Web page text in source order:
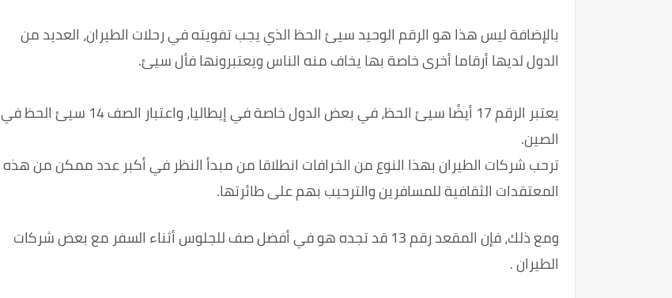
بالإضافة ليس هذا هو الرقم الوحيد سيئ الحظ الذي يجب تفويته في رحلات الطيران، العديد من
الدول لديها أرقاما أخرى خاصة بها يخاف منه الناس ويعتبرونها فأل سيئ.
يعتبر الرقم 17 أيضًا سيئ الحظ، في بعض الدول خاصة في إيطاليا، واعتبار الصف 14 سيئ الحظ في
الصين.
ترحب شركات الطيران بهذا النوع من الخرافات انطلاقا من مبدأ النظر في أكبر عدد ممكن من هذه
المعتقدات الثقافية للمسافرين والترحيب بهم على طائرتها.
ومع ذلك، فإن المقعد رقم 13 قد تجده هو في أفضل صف للجلوس أثناء السفر مع بعض شركات
الطيران .